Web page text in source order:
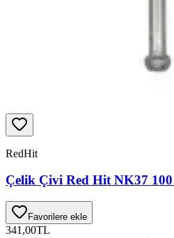
RedHit
Çelik Çivi Red Hit NK37
Favorilere ekle
341,00TL